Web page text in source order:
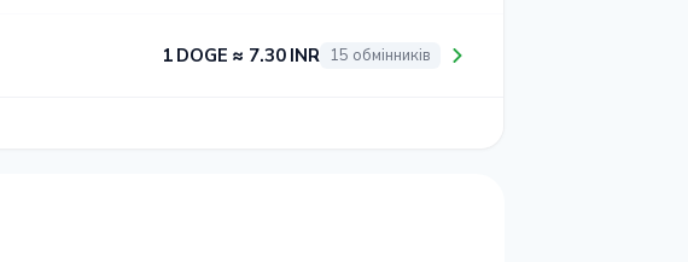
1 DOGE ≈ 7.30 INR 15 обмінників